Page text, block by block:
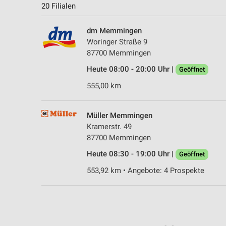
20 Filialen
dm Memmingen
Woringer Straße 9
87700 Memmingen
Heute 08:00 - 20:00 Uhr |
Geöffnet
555,00 km
Müller Memmingen
Kramerstr. 49
87700 Memmingen
Heute 08:30 - 19:00 Uhr |
Geöffnet
553,92 km • Angebote: 4 Prospekte